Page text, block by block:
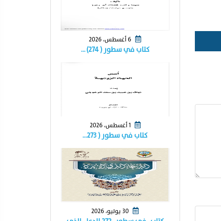
كتاب في سطور ( ٢٧٤) …
1 أغسطس، 2026
كتاب في سطور ( ٢٧٣…